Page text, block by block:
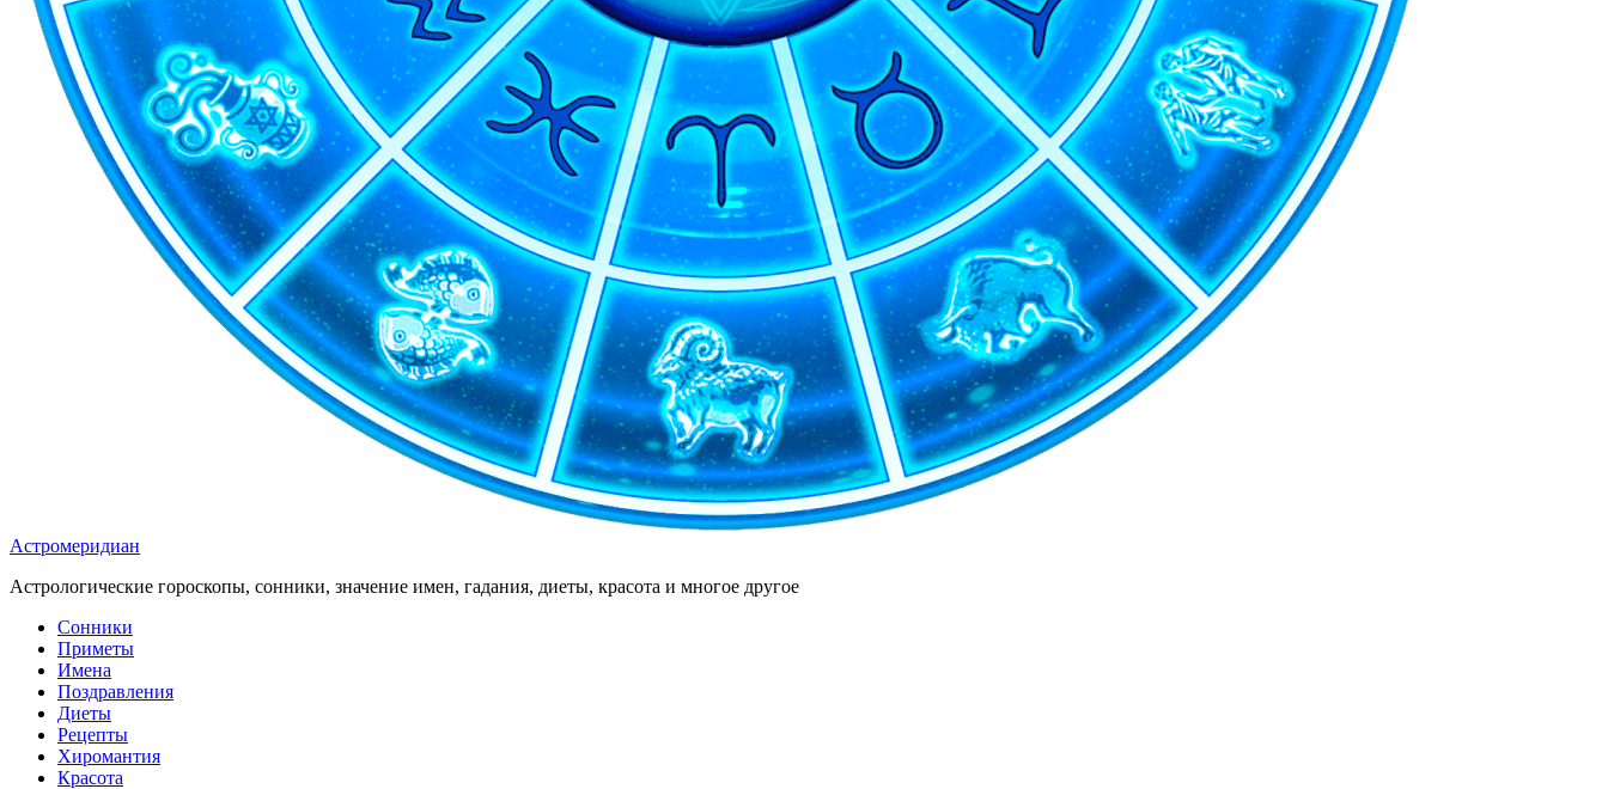
Астромеридиан
Астрологические гороскопы, сонники, значение имен, гадания, диеты, красота и многое другое
Сонники
Приметы
Имена
Поздравления
Диеты
Рецепты
Хиромантия
Красота